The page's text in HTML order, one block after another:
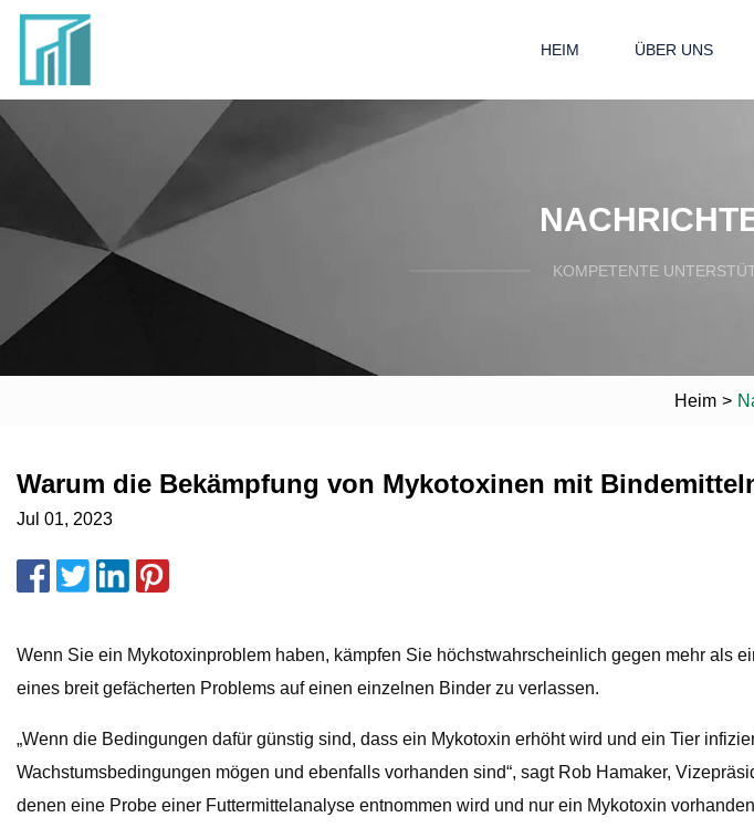
HEIM ÜBER UNS
KOMPETENTE
Heim >
Warum die Bekämpfung von Mykotoxinen mit
Jul 01, 2023
Wenn Sie ein Mykotoxinproblem haben, kämpfen Sie höchstwahrscheinlich gegen mehr als
eines breit gefächerten Problems auf einen einzelnen Binder zu verlassen.
„Wenn die Bedingungen dafür günstig sind, dass ein Mykotoxin erhöht wird und ein Tier
Wachstumsbedingungen mögen und ebenfalls vorhanden sind“, sagt Rob Hamaker,
denen eine Probe einer Futtermittelanalyse entnommen wird und nur ein Mykotoxin